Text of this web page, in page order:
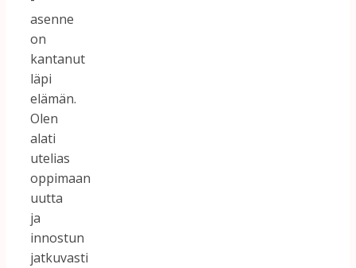
asenne
on
kantanut
läpi
elämän.
Olen
alati
utelias
oppimaan
uutta
ja
innostun
jatkuvasti